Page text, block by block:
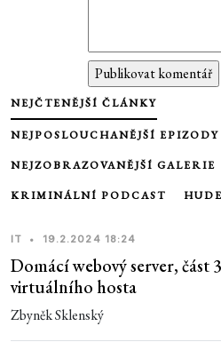
NEJČTENĚJŠÍ ČLÁNKY
NEJPOSLOUCHANĚJŠÍ EPIZODY
NEJZOBRAZOVANĚJŠÍ GALERIE
KRIMINÁLNÍ PODCAST
IT • 19.2.2024 18:24
Domácí webový server, část
virtuálního hosta
Zbyněk Sklenský